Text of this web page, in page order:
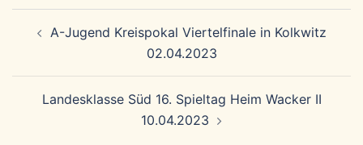
A-Jugend Kreispokal Viertelfinale in Kolkwitz
02.04.2023
Landesklasse Süd 16. Spieltag Heim Wacker II
10.04.2023